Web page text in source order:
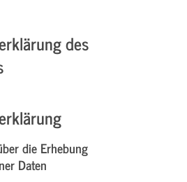
des
die Erhebung
Daten